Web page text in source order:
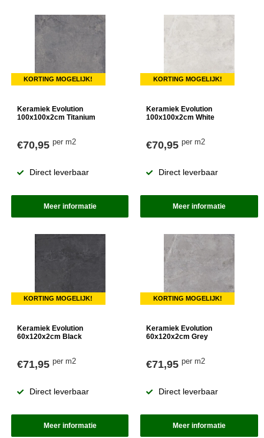
KORTING MOGELIJK!
Keramiek Evolution
100x100x2cm Titanium
€70,95 per m2
Direct leverbaar
Meer informatie
KORTING MOGELIJK!
Keramiek Evolution
100x100x2cm White
€70,95per m2
Direct leverbaar
Meer informatie
KORTING MOGELIJK!
Keramiek Evolution
60x120x2cm Black
€71,95 per m2
Direct leverbaar
Meer informatie
KORTING MOGELIJK!
Keramiek Evolution
60x120x2cm Grey
€71,95per m2
Direct leverbaar
Meer informatie